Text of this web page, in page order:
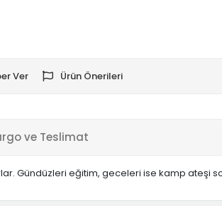
Ver Ürün Önerileri
ve Teslimat
Gündüzleri eğitim, geceleri ise kamp ateşi